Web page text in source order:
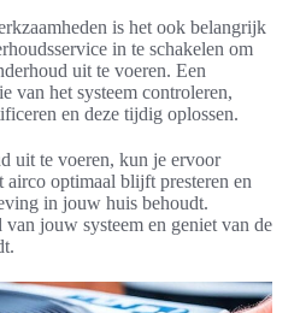
is het ook belangrijk
in te schakelen om
uit te voeren. Een
van het systeem controleren,
en deze tijdig oplossen.
uit te voeren, kun je ervoor
optimaal blijft presteren en
in jouw huis behoudt.
jouw systeem en geniet van de